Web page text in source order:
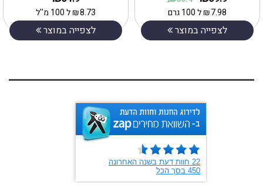
8.73
₪ל 100 מ''ל
לצפייה במוצר
7.98
₪ל 100 גרם
לצפייה במוצר